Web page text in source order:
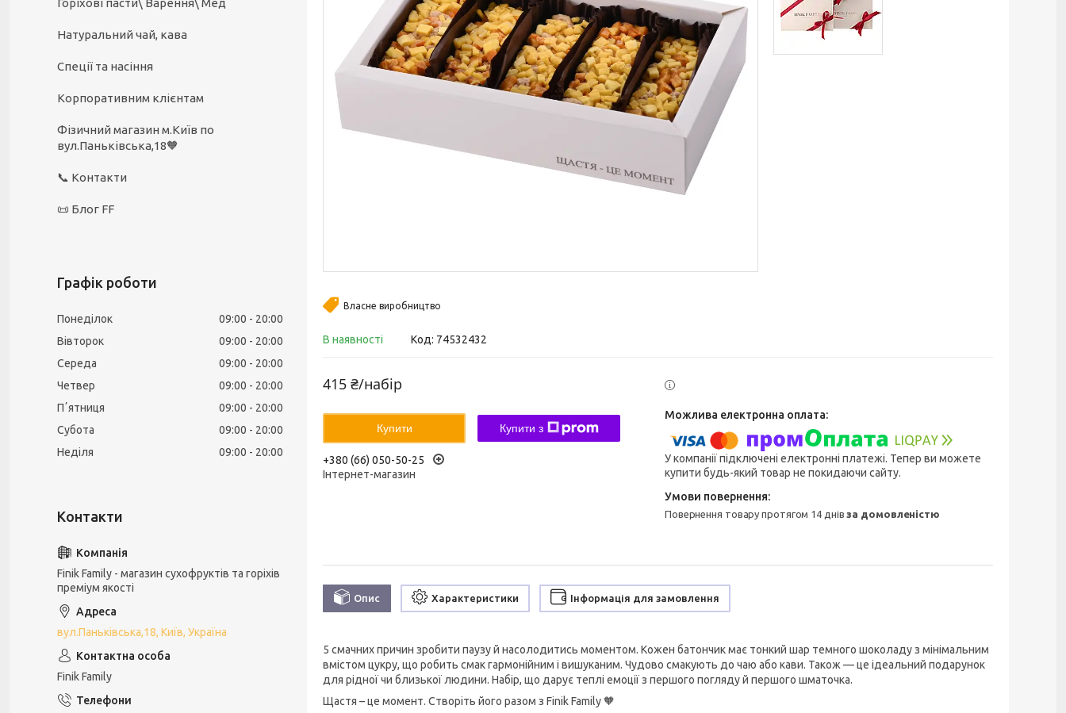
Власне виробництво
В наявності Код: 74532432
415 ₴/набір
Купити Купити з
+380 (66) 050-50-25
Інтернет-магазин
У компанії підключені електронні платежі. Тепер ви можете
купити будь-який товар не покидаючи сайту.
повернення товару протягом 14 днівза домовленістю
Опис Характеристики Інформація для замовлення
5 смачних причин зробити паузу й насолодитись моментом. Кожен батончик має тонкий шар темного шоколаду з мінімальним
вмістом цукру, що робить смак гармонійним і вишуканим. Чудово смакують до чаю або кави. Також — це ідеальний подарунок
для рідної чи близької людини. Набір, що дарує теплі емоції з першого погляду й першого шматочка.
Щастя – це момент. Створіть його разом з Finik Family 🧡
Горіхові пасти\ Варення\ Мед
Натуральний чай, кава
Спеції та насіння
Корпоративним клієнтам
Фізичний магазин м.Київ по
вул.Паньківська,18🧡
📞 Контакти
📜 Блог FF
Графік роботи
Понеділок 09:00
20:00
Вівторок
09:00
20:00
Середа
09:00
20:00
Четвер
09:00
20:00
Пʼятниця
09:00
20:00
Субота
09:00
20:00
Неділя
09:00 20:00
Finik Family - магазин сухофруктів та горіхів
преміум якості
вул.Паньківська,18, Київ, Україна
Finik Family